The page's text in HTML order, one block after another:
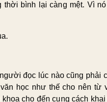
thời bình lại càng mệt. Vì
đọc lúc nào cũng phải
học như thế cho nên từ
cho đến cung cách